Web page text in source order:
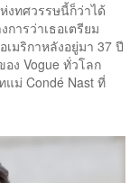
ทศวรรษนี้ก็ว่าได้
การว่าเธอเตรียม
มริกาหลังอยู่มา 37 ปี
ง Vogue ทั่วโลก
แม่ Condé Nast ที่